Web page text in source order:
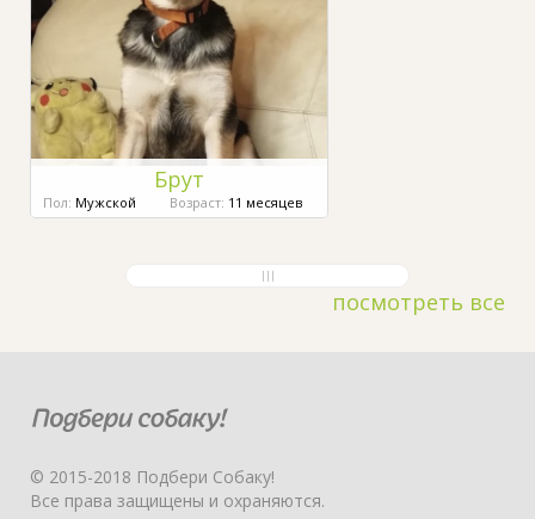
Брут
Пол: Мужской Возраст: 11 месяцев
посмотреть все
© 2015-2018 Подбери Собаку!
Все права защищены и охраняются.